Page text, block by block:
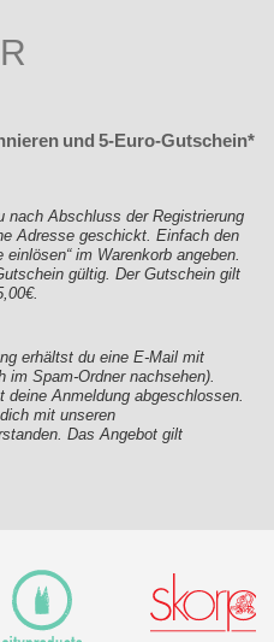
und 5-Euro-Gutschein*
nach Abschluss der Registrierung
Adresse geschickt. Einfach den
im Warenkorb angeben.
gültig. Der Gutschein gilt
erhältst du eine E-Mail mit
Spam-Ordner nachsehen).
Anmeldung abgeschlossen.
mit unseren
Das Angebot gilt